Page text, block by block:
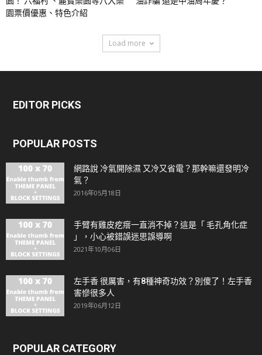
園票價優惠、特色介紹
Load more
EDITOR PICKS
POPULAR POSTS
網路說 冷氣開除濕 又冷又省電？那幹嘛還發明冷
氣？
2016年05月18日
手臂有雞皮疙瘩一直消不掉？這是「 毛孔角化症
」，小心被錯誤迷思誤導啊
2021年10月06日
左手香 很厲害，有8種神奇功效？別傻了！左手香
害慘很多人
2019年06月12日
POPULAR CATEGORY